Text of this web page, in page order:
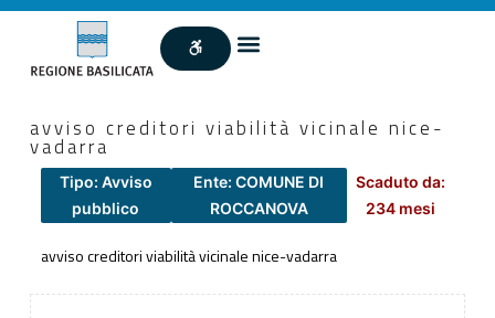
avviso creditori viabilità vicinale nice-
vadarra
Tipo: Avviso
pubblico
Ente: COMUNE DI
ROCCANOVA
Scaduto da:
234 mesi
avviso creditori viabilità vicinale nice-vadarra